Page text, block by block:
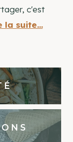
c'est
la suite...